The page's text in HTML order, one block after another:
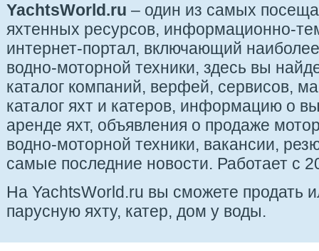
YachtsWorld.ru – один из самых
яхтенных ресурсов, информационно-
интернет-портал, включающий
водно-моторной техники, здесь вы
каталог компаний, верфей, сервисов,
каталог яхт и катеров, информацию о
аренде яхт, объявления о продаже
водно-моторной техники, вакансии,
самые последние новости. Работает с
На YachtsWorld.ru вы сможете продать
парусную яхту, катер, дом у воды.